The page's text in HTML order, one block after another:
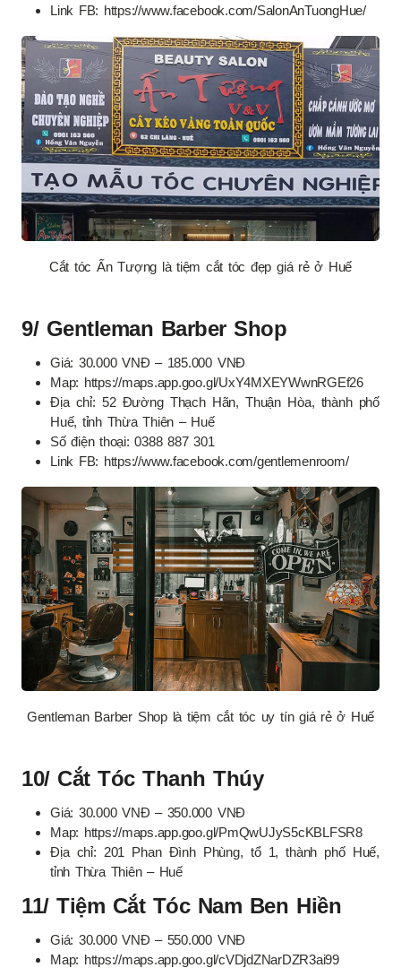
Link FB: https://www.facebook.com/SalonAnTuongHue/
Cắt tóc Ấn Tượng là tiệm cắt tóc đẹp giá rẻ ở Huế
9/ Gentleman Barber Shop
Giá: 30.000 VNĐ – 185.000 VNĐ
Map: https://maps.app.goo.gl/UxY4MXEYWwnRGEf26
Địa chỉ: 52 Đường Thạch Hãn, Thuận Hòa, thành phố
Huế, tỉnh Thừa Thiên – Huế
Số điện thoại: 0388 887 301
Link FB: https://www.facebook.com/gentlemenroom/
Gentleman Barber Shop là tiệm cắt tóc uy tín giá rẻ ở Huế
10/ Cắt Tóc Thanh Thúy
Giá: 30.000 VNĐ – 350.000 VNĐ
Map: https://maps.app.goo.gl/PmQwUJyS5cKBLFSR8
Địa chỉ: 201 Phan Đình Phùng, tổ 1, thành phố Huế,
tỉnh Thừa Thiên – Huế
11/ Tiệm Cắt Tóc Nam Ben Hiền
Giá: 30.000 VNĐ – 550.000 VNĐ
Map: https://maps.app.goo.gl/cVDjdZNarDZR3ai99